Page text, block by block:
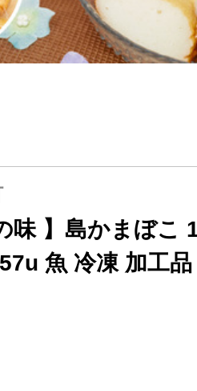
味 】島かまぼこ
魚 冷凍 加工品